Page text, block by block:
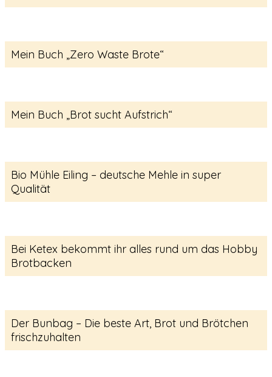
Mein Buch „Zero Waste Brote“
Mein Buch „Brot sucht Aufstrich“
Bio Mühle Eiling – deutsche Mehle in super
Qualität
Bei Ketex bekommt ihr alles rund um das Hobby
Brotbacken
Der Bunbag – Die beste Art, Brot und Brötchen
frischzuhalten